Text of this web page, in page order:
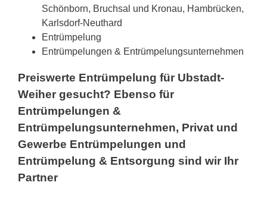
Schönborn, Bruchsal und Kronau, Hambrücken,
Karlsdorf-Neuthard
Entrümpelung
Entrümpelungen & Entrümpelungsunternehmen
Preiswerte Entrümpelung für Ubstadt-
Weiher gesucht? Ebenso für
Entrümpelungen &
Entrümpelungsunternehmen, Privat und
Gewerbe Entrümpelungen und
Entrümpelung & Entsorgung sind wir Ihr
Partner